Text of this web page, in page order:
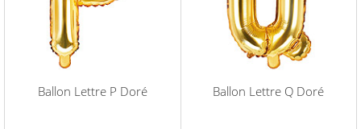
Ballon Lettre P Doré Ballon Lettre Q Doré